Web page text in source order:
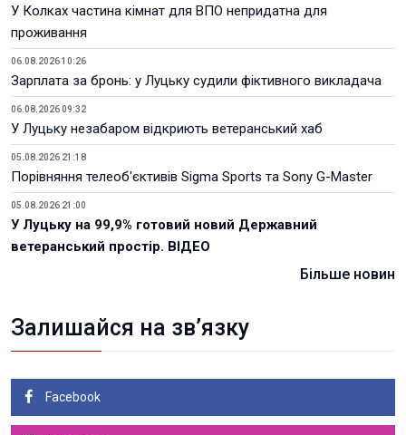
У Колках частина кімнат для ВПО непридатна для
проживання
06.08.2026 10:26
Зарплата за бронь: у Луцьку судили фіктивного викладача
06.08.2026 09:32
У Луцьку незабаром відкриють ветеранський хаб
05.08.2026 21:18
Порівняння телеоб'єктивів Sigma Sports та Sony G-Master
05.08.2026 21:00
У Луцьку на 99,9% готовий новий Державний
ветеранський простір. ВІДЕО
Більше новин
Залишайся на зв’язку
Facebook